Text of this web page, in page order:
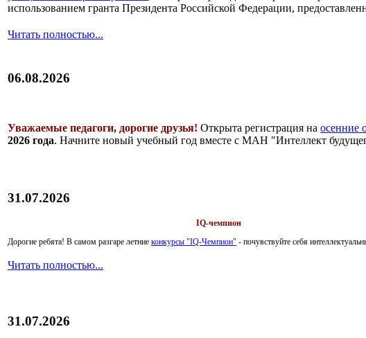
использованием гранта Президента Российской Федерации,
Читать полностью...
06.08.2026
Уважаемые педагоги, дорогие друзья! Открыта регистрация на осенние
2026 года. Начните новый учебный год вместе с МАН "Интеллект
31.07.2026
IQ-чемпион
Дорогие ребята! В самом разгаре летние конкурсы "IQ-Чемпион" - почувствуйте себя
Читать полностью...
31.07.2026